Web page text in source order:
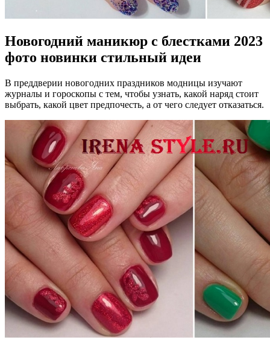
Новогодний маникюр с блестками 2023
фото новинки стильный идеи
В преддверии новогодних праздников модницы изучают
журналы и гороскопы с тем, чтобы узнать, какой наряд стоит
выбрать, какой цвет предпочесть, а от чего следует отказаться.